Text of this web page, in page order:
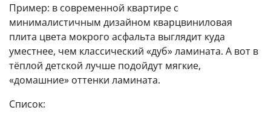
Пример: в современной квартире с
минималистичным дизайном кварцвиниловая
плита цвета мокрого асфальта выглядит куда
уместнее, чем классический «дуб» ламината. А вот в
тёплой детской лучше подойдут мягкие,
«домашние» оттенки ламината.
Список: